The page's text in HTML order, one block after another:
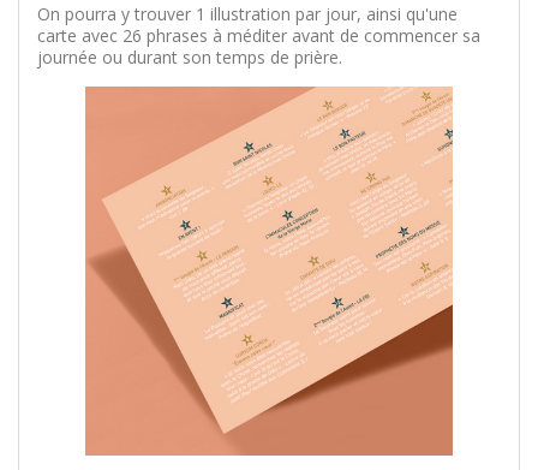
On pourra y trouver 1 illustration par jour, ainsi qu'une
carte avec 26 phrases à méditer avant de commencer sa
journée ou durant son temps de prière.